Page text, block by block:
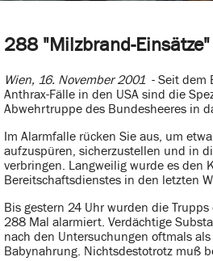
288 "Milzbrand-
Wien, 16. November 2001 - Seit dem
Anthrax-Fälle in den USA sind die
Abwehrtruppe des Bundesheeres in
Im Alarmfalle rücken Sie aus, um
aufzuspüren, sicherzustellen und in
verbringen. Langweilig wurde es den
Bereitschaftsdienstes in den letzten
Bis gestern 24 Uhr wurden die
288 Mal alarmiert. Verdächtige
nach den Untersuchungen oftmals
Babynahrung. Nichtsdestotrotz muß